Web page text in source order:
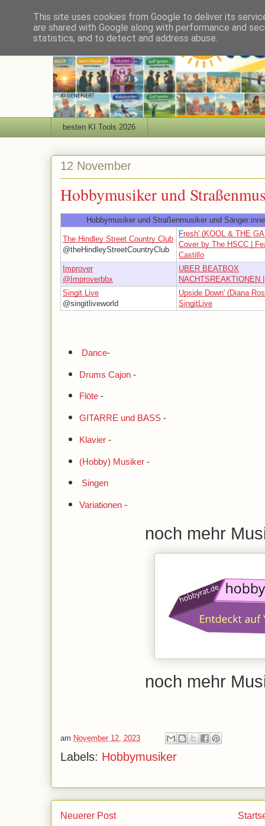
besten KI Tools 2026
12 November
Hobbymusiker und
Hobbymusiker und Straßenmusiker und
The Hindley Street Country Club
@theHindleyStreetCountryClub
Fresh' (KOOL & THE
Cover by The HSCC |
Castillo
Improver
@Improverbbx
UBER BEATBOX
NACHTSREAKTIONEN
Singit Live
@singitliveworld
Upside Down' (Diana
SingitLive
Dance-
Drums Cajon -
Flöte -
GITARRE und BASS -
Klavier -
(Hobby) Musiker -
Singen
Variationen -
noch mehr
noch mehr
am November 12, 2023
Labels: Hobbymusiker
Neuerer Post
This site uses cookies from Google to deliver its
are shared with Google along with performance and
statistics, and to detect and address abuse.